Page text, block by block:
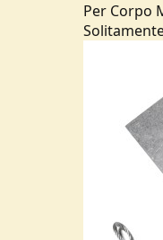
e
Per Corpo